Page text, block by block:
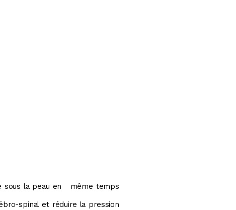
sous la peau en même temps
spinal et réduire la pression